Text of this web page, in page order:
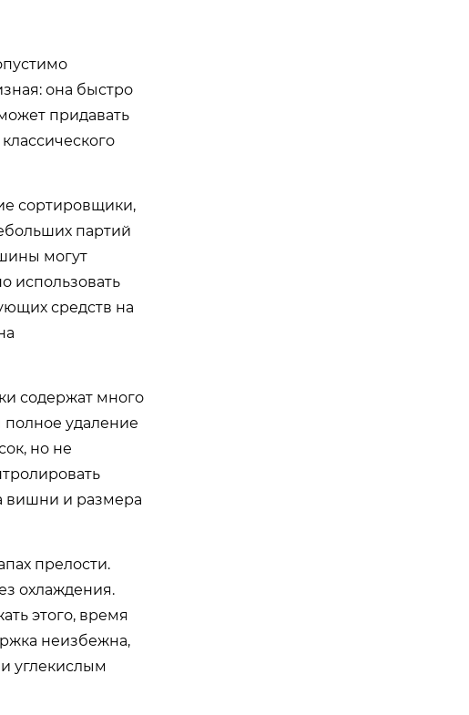
она быстро
придавать
сортировщики,
партий
могут
использовать
средств на
содержат много
удаление
но не
вишни и размера
прелости.
охлаждения.
этого, время
неизбежна,
углекислым